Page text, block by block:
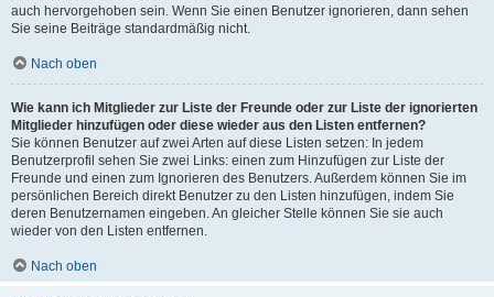
auch hervorgehoben sein. Wenn Sie einen Benutzer ignorieren, dann sehen
Sie seine Beiträge standardmäßig nicht.
Nach oben
Wie kann ich Mitglieder zur Liste der Freunde oder zur Liste der ignorierten
Mitglieder hinzufügen oder diese wieder aus den Listen entfernen?
Sie können Benutzer auf zwei Arten auf diese Listen setzen: In jedem
Benutzerprofil sehen Sie zwei Links: einen zum Hinzufügen zur Liste der
Freunde und einen zum Ignorieren des Benutzers. Außerdem können Sie im
persönlichen Bereich direkt Benutzer zu den Listen hinzufügen, indem Sie
deren Benutzernamen eingeben. An gleicher Stelle können Sie sie auch
wieder von den Listen entfernen.
Nach oben